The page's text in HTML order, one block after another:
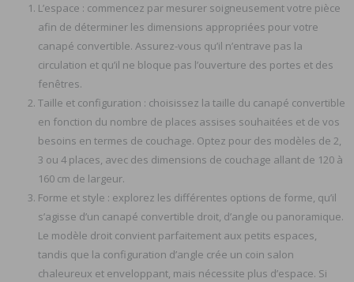
L’espace : commencez par mesurer soigneusement votre pièce
afin de déterminer les dimensions appropriées pour votre
canapé convertible. Assurez-vous qu’il n’entrave pas la
circulation et qu’il ne bloque pas l’ouverture des portes et des
fenêtres.
Taille et configuration : choisissez la taille du canapé convertible
en fonction du nombre de places assises souhaitées et de vos
besoins en termes de couchage. Optez pour des modèles de 2,
3 ou 4 places, avec des dimensions de couchage allant de 120 à
160 cm de largeur.
Forme et style : explorez les différentes options de forme, qu’il
s’agisse d’un canapé convertible droit, d’angle ou panoramique.
Le modèle droit convient parfaitement aux petits espaces,
tandis que la configuration d’angle crée un coin salon
chaleureux et enveloppant, mais nécessite plus d’espace. Si